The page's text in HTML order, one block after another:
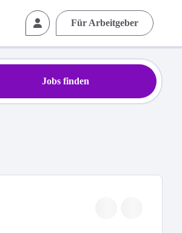
Für Arbeitgeber
Jobs finden